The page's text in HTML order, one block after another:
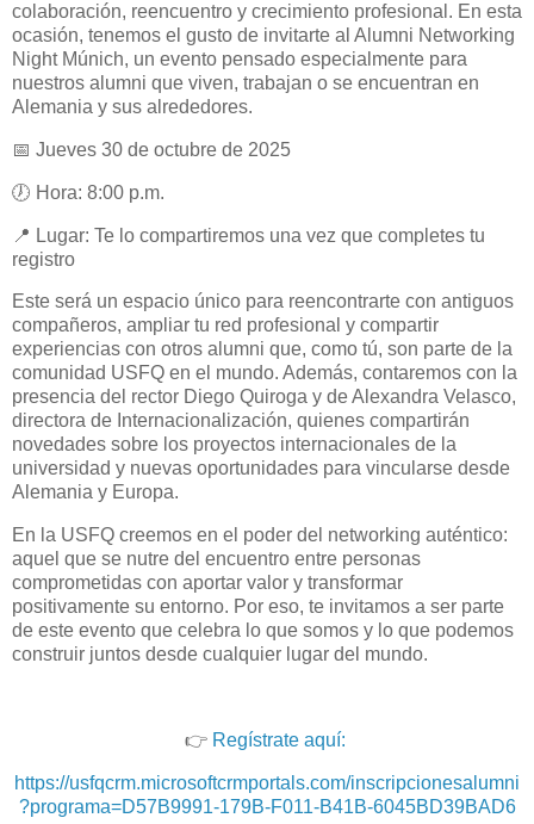
colaboración, reencuentro y crecimiento profesional. En esta
ocasión, tenemos el gusto de invitarte al Alumni Networking
Night Múnich, un evento pensado especialmente para
nuestros alumni que viven, trabajan o se encuentran en
Alemania y sus alrededores.
📅 Jueves 30 de octubre de 2025
🕖 Hora: 8:00 p.m.
📍 Lugar: Te lo compartiremos una vez que completes tu
registro
Este será un espacio único para reencontrarte con antiguos
compañeros, ampliar tu red profesional y compartir
experiencias con otros alumni que, como tú, son parte de la
comunidad USFQ en el mundo. Además, contaremos con la
presencia del rector Diego Quiroga y de Alexandra Velasco,
directora de Internacionalización, quienes compartirán
novedades sobre los proyectos internacionales de la
universidad y nuevas oportunidades para vincularse desde
Alemania y Europa.
En la USFQ creemos en el poder del networking auténtico:
aquel que se nutre del encuentro entre personas
comprometidas con aportar valor y transformar
positivamente su entorno. Por eso, te invitamos a ser parte
de este evento que celebra lo que somos y lo que podemos
construir juntos desde cualquier lugar del mundo.
👉 Regístrate aquí:
https://usfqcrm.microsoftcrmportals.com/inscripcionesalumni
?programa=D57B9991-179B-F011-B41B-6045BD39BAD6